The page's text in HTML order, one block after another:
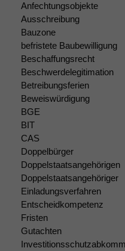
Anfechtungsobjekte
Ausschreibung
Bauzone
befristete Baubewilligung
Beschaffungsrecht
Beschwerdelegitimation
Betreibungsferien
Beweiswürdigung
BGE
BIT
CAS
Doppelbürger
Doppelstaatsangehörigen
Doppelstaatsangehöriger
Einladungsverfahren
Entscheidkompetenz
Fristen
Gutachten